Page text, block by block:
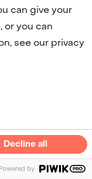
can give your
or you can
see our privacy
Decline all
by